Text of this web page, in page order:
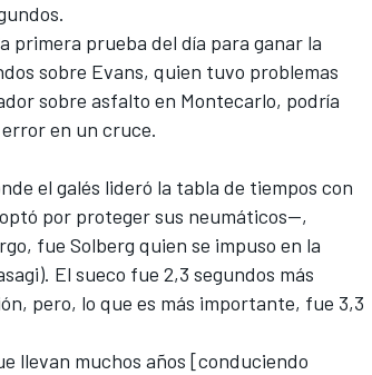
primera prueba del día para ganar la
sobre Evans, quien tuvo problemas
sobre asfalto en Montecarlo, podría
en un cruce.
el galés lideró la tabla de tiempos con
por proteger sus neumáticos—,
fue Solberg quien se impuso en la
El sueco fue 2,3 segundos más
pero, lo que es más importante, fue 3,3
llevan muchos años [conduciendo